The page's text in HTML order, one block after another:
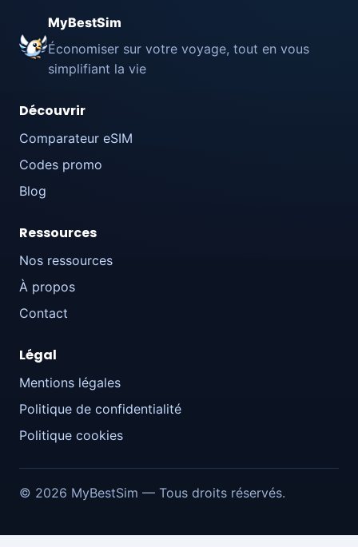
MyBestSim
Économiser sur votre voyage, tout en vous
simplifiant la vie
Découvrir
Comparateur eSIM
Codes promo
Blog
Ressources
Nos ressources
À propos
Contact
Légal
Mentions légales
Politique de confidentialité
Politique cookies
© 2026 MyBestSim — Tous droits réservés.